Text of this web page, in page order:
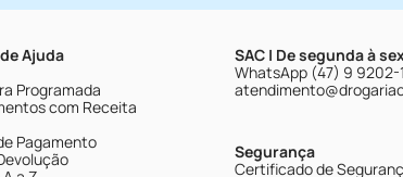
Ajuda
Programada
com Receita
Pagamento
SAC | De segunda à
WhatsApp (47) 9 9202-
Segurança
Certificado de